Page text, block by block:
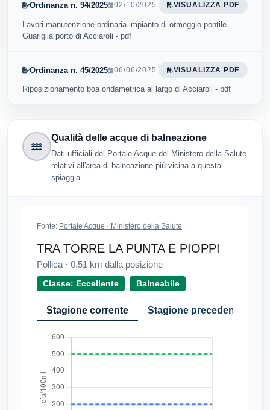
Ordinanza n. 94/2025 02/10/2025 VISUALIZZA PDF
Lavori manutenzione ordinaria impianto di ormeggio pontile
Guariglia porto di Acciaroli - pdf
Ordinanza n. 45/2025 06/06/2025 VISUALIZZA PDF
Riposizionamento boa ondametrica al largo di Acciaroli - pdf
Qualità delle acque di balneazione
Dati ufficiali del Portale Acque del Ministero della Salute
relativi all'area di balneazione più vicina a questa
spiaggia.
Fonte: Portale Acque · Ministero della Salute
TRA TORRE LA PUNTA E PIOPPI
Pollica · 0.51 km dalla posizione
Classe: Eccellente Balneabile
Stagione corrente Stagione precedente